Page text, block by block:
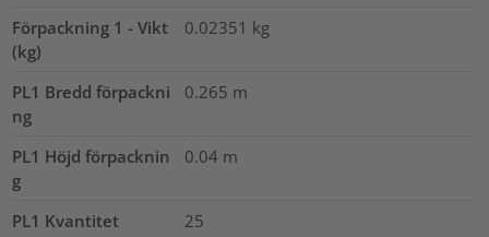
Förpackning 1 - Vikt
(kg)
0.02351 kg
PL1 Bredd förpackni
ng
0.265 m
PL1 Höjd förpacknin
g
0.04 m
PL1 Kvantitet
25